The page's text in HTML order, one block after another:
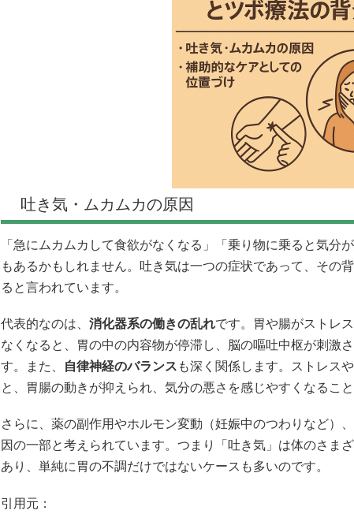
吐き気・ムカムカの原因
「急にムカムカして食欲がなくなる」「乗り物に乗ると気
もあるかもしれません。吐き気は一つの症状であって、その
ると言われています。
代表的なのは、 消化器系の働きの乱れです。胃や腸がストレ
なくなると、胃の中の内容物が停滞し、脳の嘔吐中枢が刺激
す。また、
自律神経のバランス も深く関係します。ストレス
と、胃腸の動きが抑えられ、気分の悪さを感じやすくなるこ
さらに、薬の副作用やホルモン変動（妊娠中のつわりなど）
因の一部と考えられています。つまり「吐き気」は体のさま
あり、単純に胃の不調だけではないケースも多いのです。
引用元：